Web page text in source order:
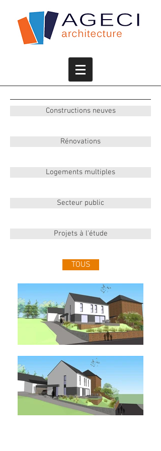
Constructions neuves
Rénovations
Logements multiples
Secteur public
Projets à l'étude
TOUS